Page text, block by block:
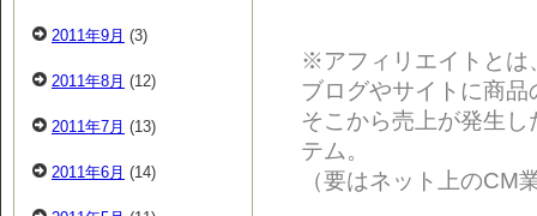
※アフィリエイトとは
ブログやサイトに商
そこから売上が発生
テム。
（要はネット上のCM
2011年9月 (3)
2011年8月 (12)
2011年7月 (13)
2011年6月 (14)